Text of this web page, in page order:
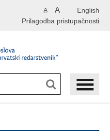
English
A A
Prilagodba pristupačnosti